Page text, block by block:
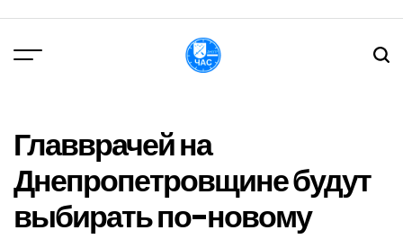
вмісту
Главврачей на
Днепропетровщине будут
выбирать по-новому